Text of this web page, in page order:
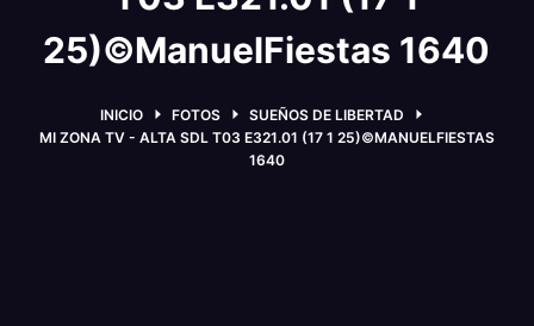
25)©ManuelFiestas 1640
INICIO FOTOS
SUEÑOS DE LIBERTAD
MI ZONA TV - ALTA SDL T03 E321.01 (17 1 25)©MANUELFIESTAS
1640